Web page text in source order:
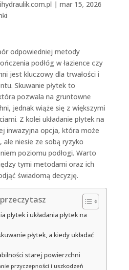
| mar 15, 2026
odpowiedniej metody
podłóg w łazience czy
jest kluczowy dla trwałości i
Skuwanie płytek to
pozwala na gruntowne
jednak wiąże się z większymi
Z kolei układanie płytek na
inwazyjna opcja, która może
ale niesie ze sobą ryzyko
poziomu podłogi. Warto
tymi metodami oraz ich
świadomą decyzję.
płytek i układania płytek na
płytek, a kiedy układać
starej powierzchni
przyczepności i uszkodzeń